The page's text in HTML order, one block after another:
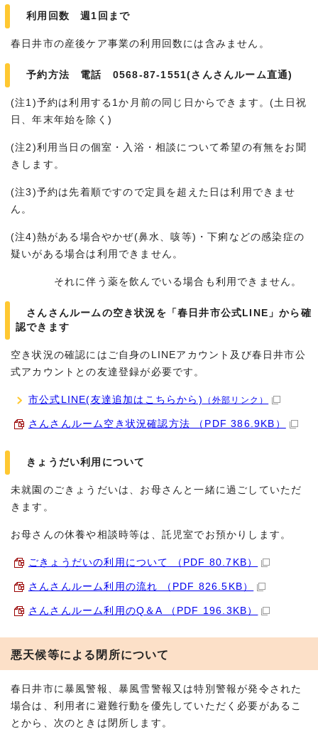
利用回数 週1回まで
春日井市の産後ケア事業の利用回数には含みません。
予約方法 電話 0568-87-1551(さんさんルーム直通)
(注1)予約は利用する1か月前の同じ日からできます。(土日祝
日、年末年始を除く)
(注2)利用当日の個室・入浴・相談について希望の有無をお聞
きします。
(注3)予約は先着順ですので定員を超えた日は利用できませ
ん。
(注4)熱がある場合やかぜ(鼻水、咳等)・下痢などの感染症の
疑いがある場合は利用できません。
それに伴う薬を飲んでいる場合も利用できません。
さんさんルームの空き状況を「春日井市公式LINE」から確
認できます
空き状況の確認にはご自身のLINEアカウント及び春日井市公
式アカウントとの友達登録が必要です。
市公式LINE(友達追加はこちらから) （外部リンク）
さんさんルーム空き状況確認方法 （PDF 386.9KB）
きょうだい利用について
未就園のごきょうだいは、お母さんと一緒に過ごしていただ
きます。
お母さんの休養や相談時等は、託児室でお預かりします。
ごきょうだいの利用について （PDF 80.7KB）
さんさんルーム利用の流れ （PDF 826.5KB）
さんさんルーム利用のQ＆A （PDF 196.3KB）
悪天候等による閉所について
春日井市に暴風警報、暴風雪警報又は特別警報が発令された
場合は、利用者に避難行動を優先していただく必要があるこ
とから、次のときは閉所します。